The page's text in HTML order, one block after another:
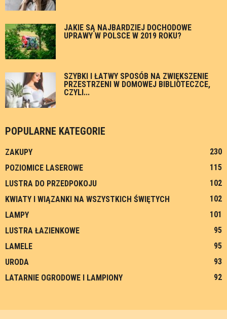
JAKIE SĄ NAJBARDZIEJ DOCHODOWE
UPRAWY W POLSCE W 2019 ROKU?
SZYBKI I ŁATWY SPOSÓB NA ZWIĘKSZENIE
PRZESTRZENI W DOMOWEJ BIBLIOTECZCE,
CZYLI...
POPULARNE KATEGORIE
ZAKUPY
230
POZIOMICE LASEROWE
115
LUSTRA DO PRZEDPOKOJU
102
KWIATY I WIĄZANKI NA WSZYSTKICH ŚWIĘTYCH
102
LAMPY
101
LUSTRA ŁAZIENKOWE
95
LAMELE
95
URODA
93
LATARNIE OGRODOWE I LAMPIONY
92